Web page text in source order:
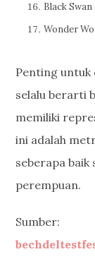
Black Swan
Wonder
Penting untuk
selalu berarti
memiliki
ini adalah
seberapa
perempuan.
Sumber: